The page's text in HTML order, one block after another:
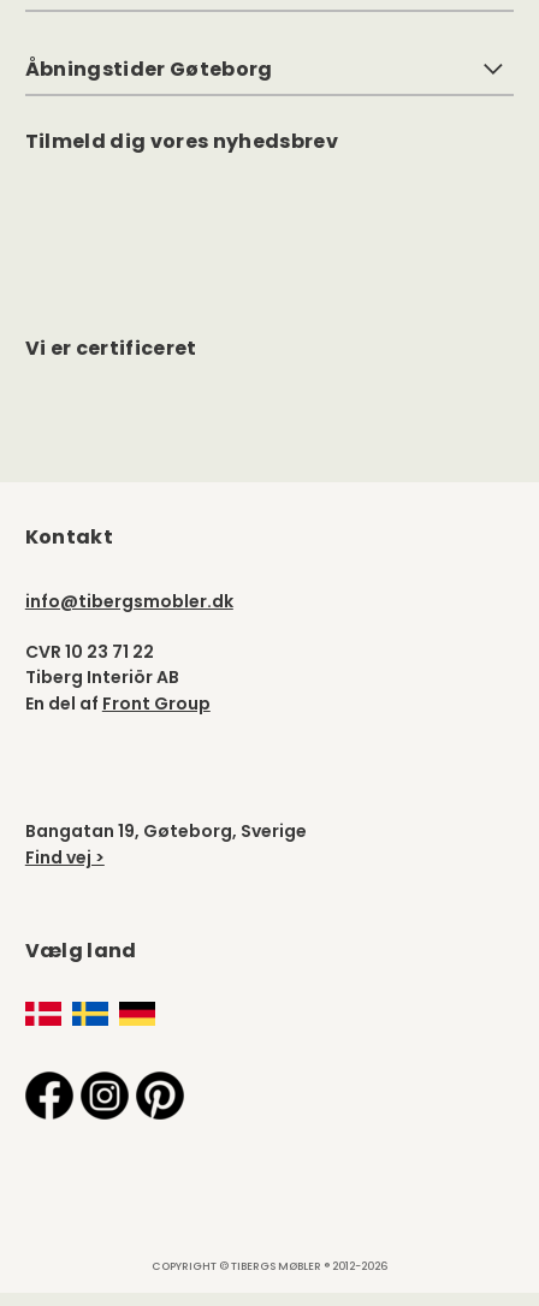
Åbningstider Gøteborg
Tilmeld dig vores nyhedsbrev
Vi er certificeret
Kontakt
info@tibergsmobler.dk
CVR 10 23 71 22
Tiberg Interiör AB
En del af Front Group
Bangatan 19, Gøteborg, Sverige
Find vej >
Vælg land
COPYRIGHT © TIBERGS MØBLER ® 2012-2026